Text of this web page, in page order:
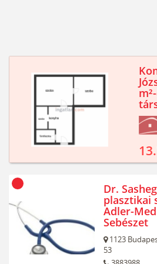
Dr.
plasztikai
Adler-
Sebészet
1123
53